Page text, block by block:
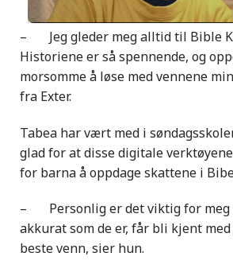
– Jeg gleder meg alltid til Bible
Historiene er så spennende, og
morsomme å løse med vennene
fra Exter.
Tabea har vært med i
glad for at disse digitale
for barna å oppdage skattene i
– Personlig er det viktig for meg
akkurat som de er, får bli kjent med
beste venn, sier hun.